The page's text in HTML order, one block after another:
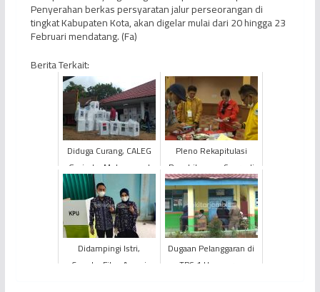
Penyerahan berkas persyaratan jalur perseorangan di
tingkat Kabupaten Kota, akan digelar mulai dari 20 hingga 23
Februari mendatang. (Fa)
Berita Terkait:
Diduga Curang, CALEG
Gerindra Muhammad
Yasir Paksa PPK Bongkar
Logistik PEMILU
Pleno Rekapitulasi
Penghitungan Suara di
Muaro Jambi Diwarnai
Adu Argumen Tim CE-
RATU
Didampingi Istri,
Cawako Fikar Azami
Dugaan Pelanggaran di
TPS 1 Hamparan